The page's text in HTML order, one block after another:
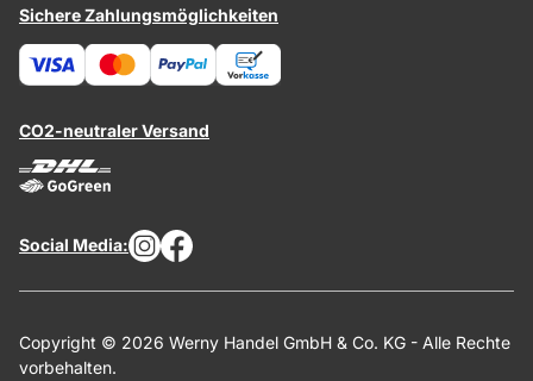
Sichere Zahlungsmöglichkeiten
CO2-neutraler Versand
Social Media:
Copyright © 2026 Werny Handel GmbH & Co. KG - Alle Rechte
vorbehalten.